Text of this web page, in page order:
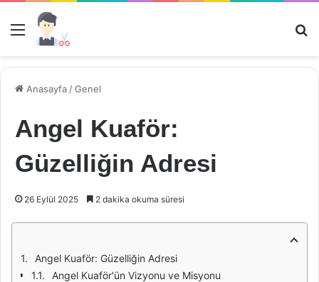
Menü
Anasayfa /Genel
Angel Kuaför:
Güzelliğin Adresi
26 Eylül 2025 2 dakika okuma süresi
Angel Kuaför: Güzelliğin Adresi
Angel Kuaför'ün Vizyonu ve Misyonu